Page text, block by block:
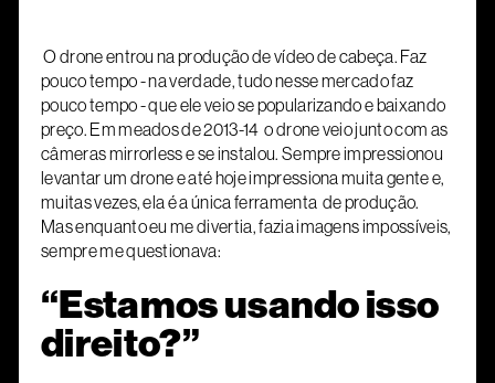
O drone entrou na produção de vídeo de cabeça. Faz
pouco tempo - na verdade, tudo nesse mercado faz
pouco tempo - que ele veio se popularizando e baixando
preço. Em meados de 2013-14 o drone veio junto com as
câmeras mirrorless e se instalou. Sempre impressionou
levantar um drone e até hoje impressiona muita gente e,
muitas vezes, ela é a única ferramenta de produção.
Mas enquanto eu me divertia, fazia imagens impossíveis,
sempre me questionava:
“Estamos usando isso
direito?”